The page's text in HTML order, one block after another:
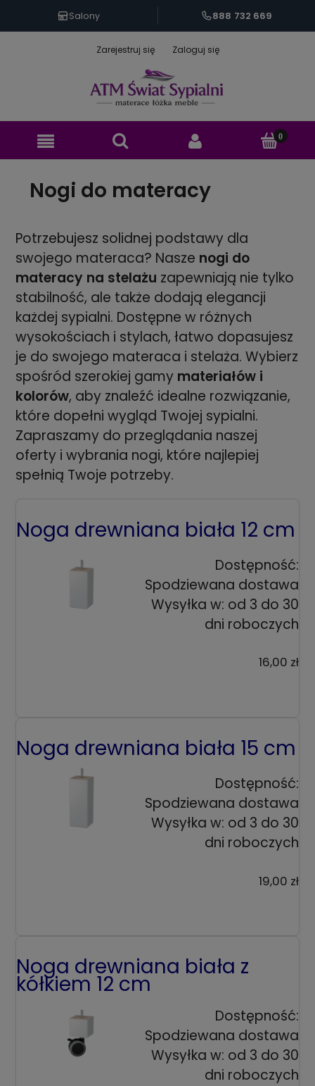
Salony 888 732 669
Zarejestruj się Zaloguj się
Nogi do materacy
Potrzebujesz solidnej podstawy dla
swojego materaca? Nasze nogi do
materacy na stelażu zapewniają nie tylko
stabilność, ale także dodają elegancji
każdej sypialni. Dostępne w różnych
wysokościach i stylach, łatwo dopasujesz
je do swojego materaca i stelaża. Wybierz
spośród szerokiej gamy materiałów i
kolorów, aby znaleźć idealne rozwiązanie,
które dopełni wygląd Twojej sypialni.
Zapraszamy do przeglądania naszej
oferty i wybrania nogi, które najlepiej
spełnią Twoje potrzeby.
Noga drewniana biała 12 cm
Dostępność:
Spodziewana dostawa
Wysyłka w: od 3 do 30
dni roboczych
16,00 zł
Noga drewniana biała 15 cm
Dostępność:
Spodziewana dostawa
Wysyłka w: od 3 do 30
dni roboczych
19,00 zł
Noga drewniana biała z
kółkiem 12 cm
Dostępność:
Spodziewana dostawa
Wysyłka w: od 3 do 30
dni roboczych